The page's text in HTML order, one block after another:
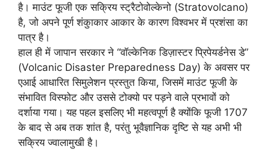
है। माउंट फूजी एक सक्रिय स्ट्रैटोवोल्केनो (Stratovolcano)
है, जो अपने पूर्ण शंकुाकार आकार के कारण विश्वभर में प्रशंसा का
पात्र है।
हाल ही में जापान सरकार ने “वॉल्केनिक डिज़ास्टर प्रिपेयर्डनेस डे”
(Volcanic Disaster Preparedness Day) के अवसर पर
एआई आधारित सिमुलेशन प्रस्तुत किया, जिसमें माउंट फूजी के
संभावित विस्फोट और उससे टोक्यो पर पड़ने वाले प्रभावों को
दर्शाया गया। यह पहल इसलिए भी महत्वपूर्ण है क्योंकि फूजी 1707
के बाद से अब तक शांत है, परंतु भूवैज्ञानिक दृष्टि से यह अभी भी
सक्रिय ज्वालामुखी है।